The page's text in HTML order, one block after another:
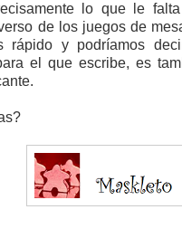
lo que le
de los juegos de
rápido y podríamos
el que escribe, es